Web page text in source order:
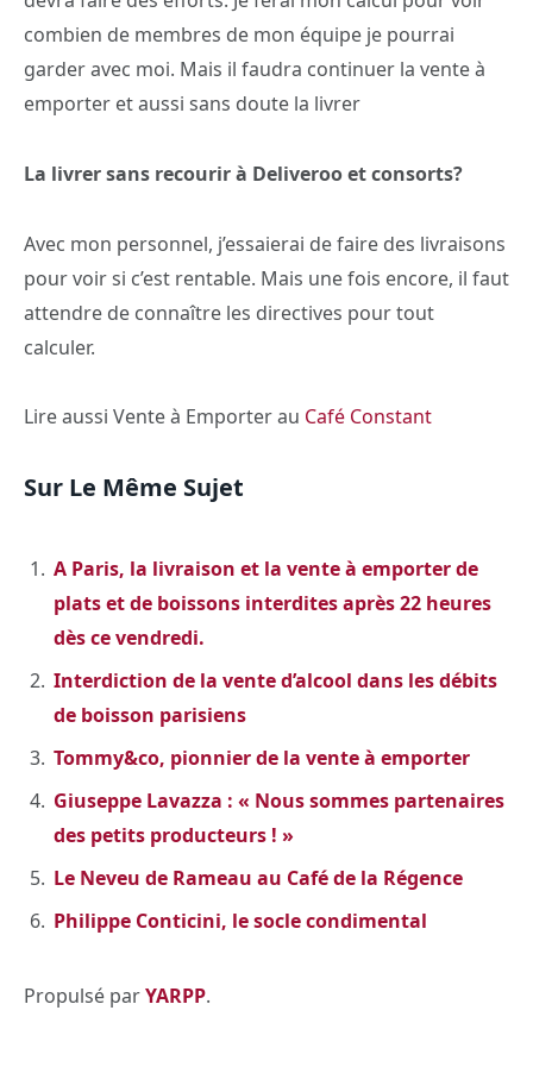
combien de membres de mon équipe je pourrai
garder avec moi. Mais il faudra continuer la vente à
emporter et aussi sans doute la livrer
La livrer sans recourir à Deliveroo et consorts?
Avec mon personnel, j’essaierai de faire des livraisons
pour voir si c’est rentable. Mais une fois encore, il faut
attendre de connaître les directives pour tout
calculer.
Lire aussi Vente à Emporter au Café Constant
Sur Le Même Sujet
A Paris, la livraison et la vente à emporter de
plats et de boissons interdites après 22 heures
dès ce vendredi.
Interdiction de la vente d’alcool dans les débits
de boisson parisiens
Tommy&co, pionnier de la vente à emporter
Giuseppe Lavazza : « Nous sommes partenaires
des petits producteurs ! »
Le Neveu de Rameau au Café de la Régence
Philippe Conticini, le socle condimental
Propulsé parYARPP.